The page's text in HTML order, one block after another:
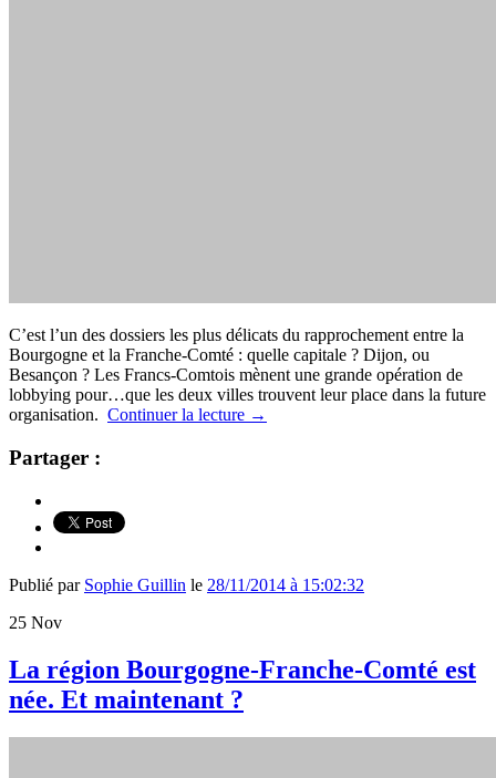
C’est l’un des dossiers les plus délicats du rapprochement entre la
Bourgogne et la Franche-Comté : quelle capitale ? Dijon, ou
Besançon ? Les Francs-Comtois mènent une grande opération de
lobbying pour…que les deux villes trouvent leur place dans la future
organisation. Continuer la lecture →
Partager :
Publié par Sophie Guillin le 28/11/2014 à 15:02:32
25 Nov
La région Bourgogne-Franche-Comté est
née. Et maintenant ?